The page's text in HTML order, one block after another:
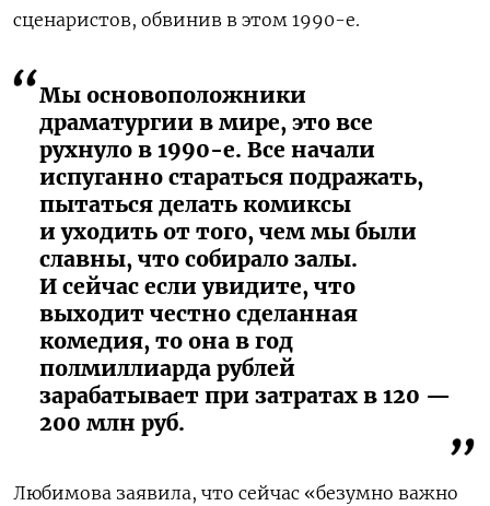
сценаристов, обвинив в этом 1990-е.
Мы основоположники
драматургии в мире, это все
рухнуло в 1990-е. Все начали
испуганно стараться подражать,
пытаться делать комиксы
и уходить от того, чем мы были
славны, что собирало залы.
И сейчас если увидите, что
выходит честно сделанная
комедия, то она в год
полмиллиарда рублей
зарабатывает при затратах в 120 —
200 млн руб.
Любимова заявила, что сейчас «безумно важно